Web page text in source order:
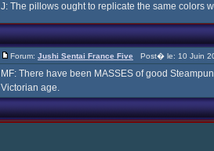
J: The pillows ought to replicate the same colors
Forum: Jushi Sentai France Five Post� le: 10 Juin
MF: There have been MASSES of good
Victorian age.